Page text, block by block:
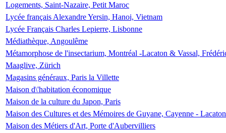
Logements, Saint-Nazaire, Petit Maroc
Lycée français Alexandre Yersin, Hanoi, Vietnam
Lycée Français Charles Lepierre, Lisbonne
Médiathèque, Angoulême
Métamorphose de l'insectarium, Montréal -Lacaton & Vassal,
Maaglive, Zürich
Magasins généraux, Paris la Villette
Maison d\'habitation économique
Maison de la culture du Japon, Paris
Maison des Cultures et des Mémoires de Guyane, Cayenne -
Maison des Métiers d'Art, Porte d'Aubervilliers